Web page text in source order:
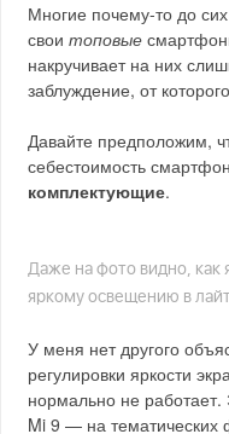
Многие почему-то до
своитоповые
накручивает на них
заблуждение, от
Давайте предположим,
себестоимость
комплектующие.
Даже на фото видно, как
яркому освещению в
У меня нет другого
регулировки яркости
нормально не
Mi 9 — на тематических